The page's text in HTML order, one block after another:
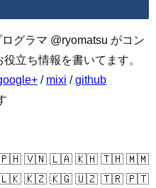
グラマ @ryomatsu がコン
立ち情報を書いてます。
/ mixi /github
🇻🇳 🇱🇦 🇰🇭 🇹🇭 🇲🇲
🇰🇿 🇰🇬 🇺🇿 🇹🇷 🇵🇹